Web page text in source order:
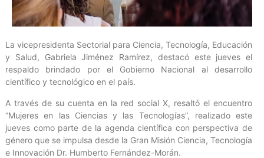
La vicepresidenta Sectorial para Ciencia, Tecnología, Educación
y Salud, Gabriela Jiménez Ramírez, destacó este jueves el
respaldo brindado por el Gobierno Nacional al desarrollo
científico y tecnológico en el país.
A través de su cuenta en la red social X, resaltó el encuentro
“Mujeres en las Ciencias y las Tecnologías”, realizado este
jueves como parte de la agenda científica con perspectiva de
género que se impulsa desde la Gran Misión Ciencia, Tecnología
e Innovación Dr. Humberto Fernández-Morán.